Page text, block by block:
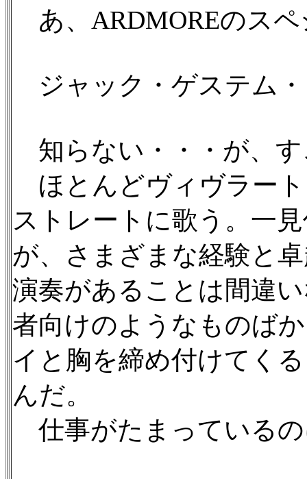
あ、ARDMOREのス
ジャック・ゲステム
知らない・・・が、す
ほとんどヴィヴラー
ストレートに歌う。一
が、さまざまな経験と
演奏があることは間違
者向けのようなものば
イと胸を締め付けてく
んだ。
仕事がたまっている